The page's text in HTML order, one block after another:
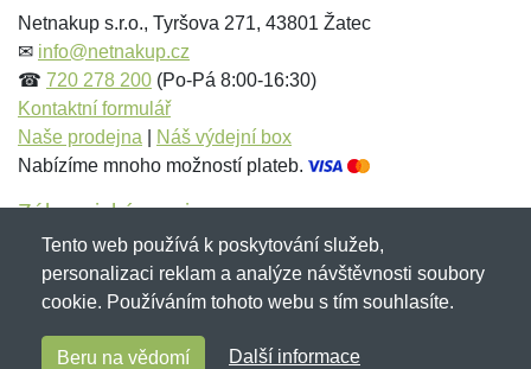
Jméno: *
Zpráva*
E-mail:*
Netnakup s.r.o., Tyršova 271, 43801 Žatec
✉ info@netnakup.cz
☎ 720 278 200 (Po-Pá 8:00-16:30)
Kontaktní formulář
Naše prodejna
Náš výdejní box
Nabízíme mnoho možností plateb.
Zákaznický servis
Novinky emailem
Copyright © 2007-2026 (19 let s vámi)Netnakup.cz
Tento web používá k poskytování služeb,
personalizaci reklam a analýze návštěvnosti soubory
cookie. Používáním tohoto webu s tím souhlasíte.
Beru na vědomí Další informace